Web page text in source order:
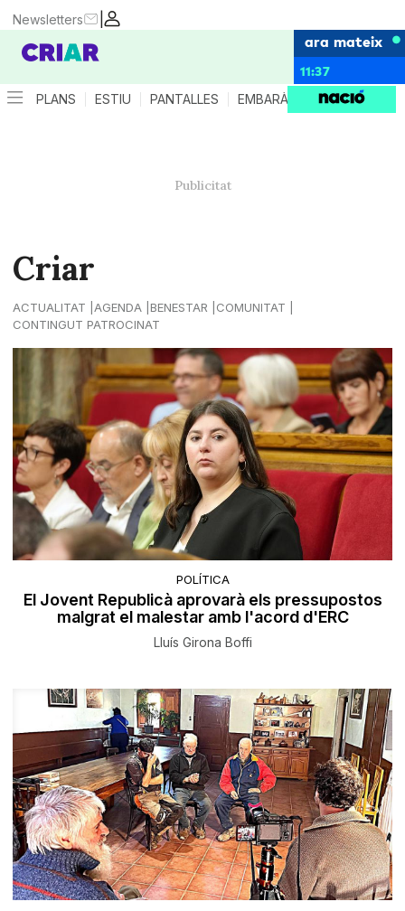
|
Newsletters
ara mateix
11:37
PLANS ESTIU PANTALLES EMBARÀS CRIANÇA
Criar
ACTUALITAT AGENDA BENESTAR
COMUNITAT
CONTINGUT PATROCINAT
POLÍTICA
El Jovent Republicà aprovarà els pressupostos
malgrat el malestar amb l'acord d'ERC
Lluís Girona Boffi